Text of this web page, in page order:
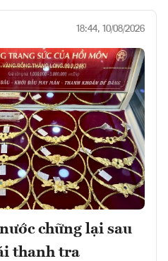
18:44, 10/08/2026
chững lại sau
thanh tra